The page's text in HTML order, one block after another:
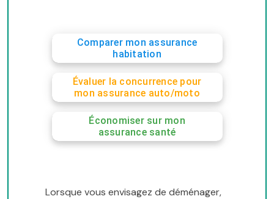
Comparer mon assurance
habitation
Évaluer la concurrence pour
mon assurance auto/moto
Économiser sur mon
assurance santé
Lorsque vous envisagez de déménager,